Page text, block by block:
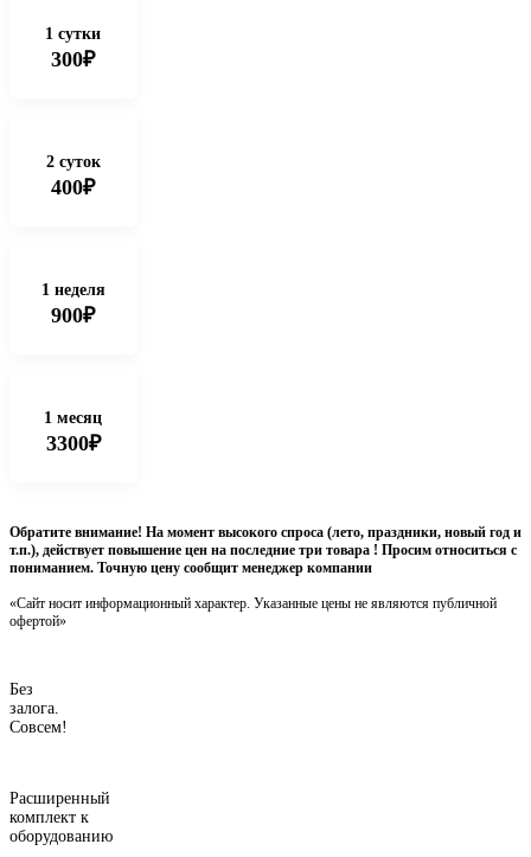
1 сутки
300₽
2 суток
400₽
1 неделя
900₽
1 месяц
3300₽
Обратите внимание! На момент высокого спроса (лето, праздники, новый год и
т.п.), действует повышение цен на последние три товара ! Просим относиться с
пониманием. Точную цену сообщит менеджер компании
«Сайт носит информационный характер. Указанные цены не являются публичной
офертой»
Без
залога.
Совсем!
Расширенный
комплект к
оборудованию